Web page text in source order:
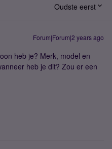
Oudste eerst
Forum|Forum|2 years ago
heb je? Merk, model en
heb je dit? Zou er een